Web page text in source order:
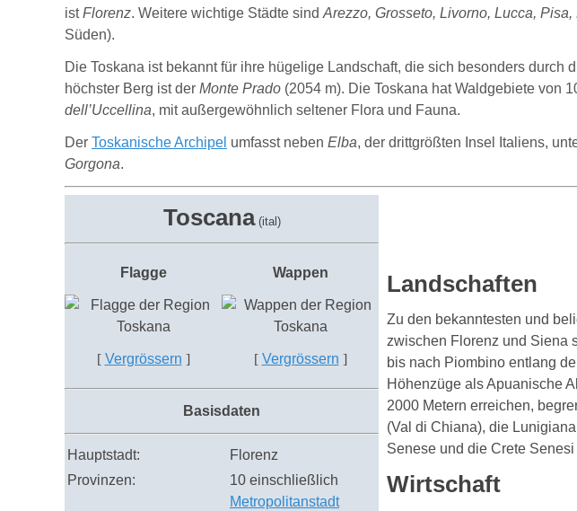
istFlorenz. Weitere wichtige Städte sind Arezzo, Grosseto, Livorno, Lucca,
Süden).
Die Toskana ist bekannt für ihre hügelige Landschaft, die sich besonders
höchster Berg ist der Monte Prado (2054 m). Die Toskana hat Waldgebiete von
dell’Uccellina, mit außergewöhnlich seltener Flora und Fauna.
Der Toskanische Archipel umfasst neben Elba, der drittgrößten Insel Italiens,
Gorgona.
Toscana(ital)
Flagge
[ Vergrössern ]
Wappen
[ Vergrössern ]
Basisdaten
Hauptstadt:
Florenz
Provinzen:
10 einschließlich
Metropolitanstadt
Landschaften
Zu den bekanntesten und
zwischen Florenz und Siena
bis nach Piombino entlang
Höhenzüge als Apuanische
2000 Metern erreichen,
(Val di Chiana), die
Senese und die Crete
Wirtschaft